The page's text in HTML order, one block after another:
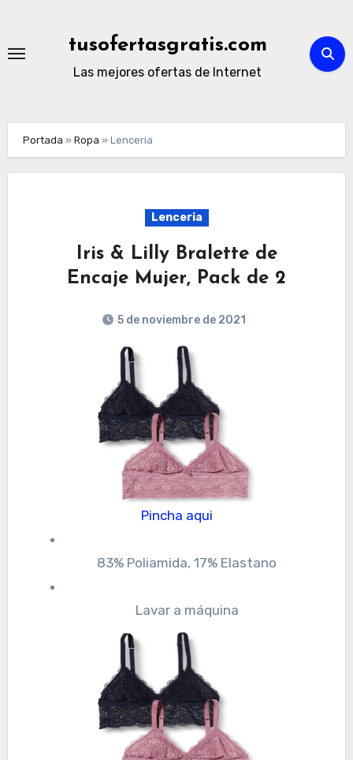
contenido
tusofertasgratis.com
Las mejores ofertas de Internet
Portada »Ropa »Lenceria
Lenceria
Iris & Lilly Bralette de
Encaje Mujer, Pack de 2
5 de noviembre de 2021
Pincha aqui
83% Poliamida, 17% Elastano
Lavar a máquina